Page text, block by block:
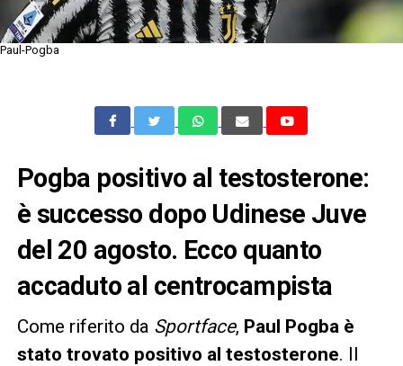
Paul-Pogba
Pogba positivo al testosterone:
è successo dopo Udinese Juve
del 20 agosto. Ecco quanto
accaduto al centrocampista
Come riferito da Sportface, Paul Pogba è
stato trovato positivo al testosterone. Il